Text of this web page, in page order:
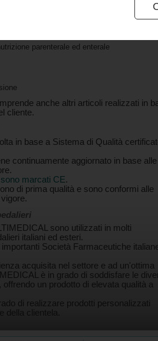
antiblastici
o plasma
parenterale ed enterale
anche altri articoli realizzati in
cliente.
in base a Sistema di Qualità
continuamente aggiornato in base alle
marcati CE.
di prima qualità e sono conformi alle
sono utilizzati in molti
italiani ed esteri.
Società Farmaceutiche
acquisita nel settore e ad un'ottima
è in grado di soddisfare le
un prodotto di elevata qualità a
di realizzare prodotti personalizzati
della clientela.